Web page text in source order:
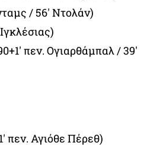
/ 56′ Ντολάν)
πεν. Ογιαρθάμπαλ / 39′
πεν. Αγιόθε Πέρεθ)